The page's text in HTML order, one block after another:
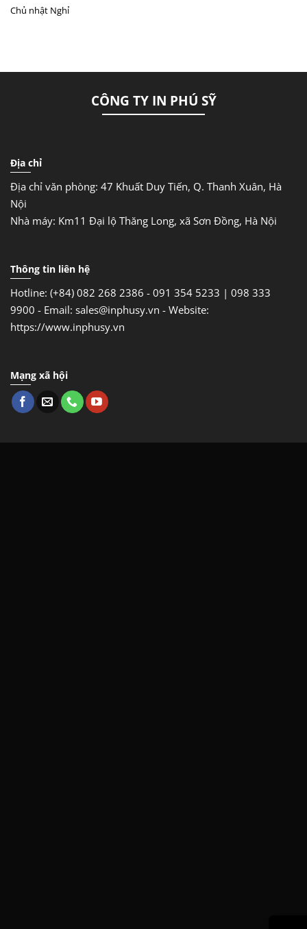
Chủ nhật Nghỉ
CÔNG TY IN PHÚ SỸ
Địa chỉ
Địa chỉ văn phòng: 47 Khuất Duy Tiến, Q. Thanh Xuân, Hà
Nội
Nhà máy: Km11 Đại lộ Thăng Long, xã Sơn Đồng, Hà Nội
Thông tin liên hệ
Hotline: (+84) 082 268 2386 - 091 354 5233 | 098 333
9900 - Email: sales@inphusy.vn - Website:
https://www.inphusy.vn
Mạng xã hội